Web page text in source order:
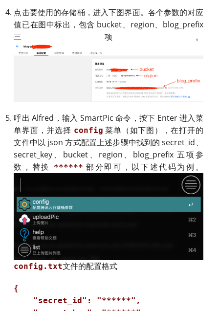
点击要使用的存储桶，进入下图界面。各个参数的对应
值已在图中标出，包含 bucket、region、blog_prefix
三项。
呼出 Alfred，输入 SmartPic 命令，按下 Enter 进入菜
单界面，并选择 config 菜单（如下图），在打开的
文件中以 json 方式配置上述步骤中找到的 secret_id、
secret_key、bucket、region、blog_prefix 五项参
数，替换
****** 部分即可，以下述代码为例。
config.txt文件的配置格式
{